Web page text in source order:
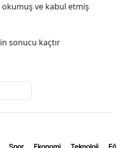
okumuş ve kabul etmiş
sonucu kaçtır
Spor Ekonomi Teknoloji